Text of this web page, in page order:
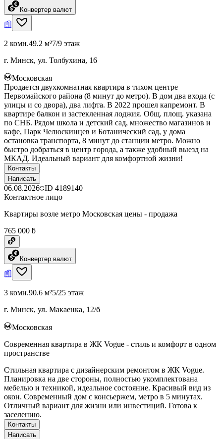
Конвертер валют
2 комн.49.2 м²7/9 этаж
г. Минск, ул. Толбухина, 16
Московская
Продается двухкомнатная квартира в тихом центре
Первомайского района (8 минут до метро). В дом два входа (с
улицы и со двора), два лифта. В 2022 прошел капремонт. В
квартире балкон и застекленная лоджия. Общ. площ. указана
по СНБ. Рядом школа и детский сад, множество магазинов и
кафе, Парк Челюскинцев и Ботанический сад, у дома
остановка транспорта, 8 минут до станции метро. Можно
быстро добраться в центр города, а также удобный выезд на
МКАД. Идеальный вариант для комфортной жизни!
Контакты
Написать
06.08.2026 ID 4189140
Контактное лицо
Квартиры возле метро Московская цены - продажа
765 000 ƃ
Конвертер валют
3 комн.90.6 м²5/25 этаж
г. Минск, ул. Макаенка, 12/б
Московская
Современная квартира в ЖК Vogue - стиль и комфорт в одном
пространстве
Стильная квартира с дизайнерским ремонтом в ЖК Vogue.
Планировка на две стороны, полностью укомплектована
мебелью и техникой, идеальное состояние. Красивый вид из
окон. Современный дом с консьержем, метро в 5 минутах.
Отличный вариант для жизни или инвестиций. Готова к
заселению.
Контакты
Написать